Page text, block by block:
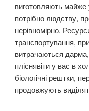
виготовляють майже
потрібно людству,
нерівномірно.
транспортування,
витрачаються
пліснявіти у вас в
біологічні рештки,
продовжують